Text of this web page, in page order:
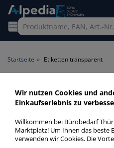
Startseite » Etiketten transparent
Etiketten
transparent
Etiketten transparent in bester
Finden Sie schnell Etiketten
Wir nutzen Cookies und
Einkaufserlebnis zu
Willkommen bei Bürobedarf
Marktplatz! Um Ihnen das beste
verwenden wir Cookies. Die